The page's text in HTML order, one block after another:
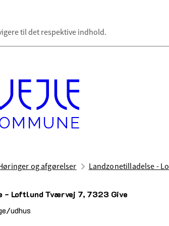
til det respektive indhold.
og afgørelser Landzonetilladelse -
- Loftlund Tværvej 7, 7323 Give
udhus
2025